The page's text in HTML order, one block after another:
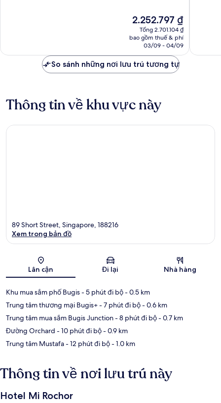
Giá
hiện
tại
2.252.797 ₫
2.252.797 ₫
Tổng 2.701.104 ₫
bao gồm thuế & phí
03/09 - 04/09
So sánh những nơi lưu trú tương tự
Thông tin về khu vực này
Bản đồ
89 Short Street, Singapore, 188216
Xem trong bản đồ
Lân cận Đi lại Nhà hàng
Khu mua sắm phố Bugis- 5 phút đi bộ- 0.5 km
Trung tâm thương mại Bugis+- 7 phút đi bộ- 0.6 km
Trung tâm mua sắm Bugis Junction- 8 phút đi bộ- 0.7 km
Đường Orchard - 10 phút đi bộ- 0.9 km
Trung tâm Mustafa- 12 phút đi bộ- 1.0 km
Thông tin về nơi lưu trú này
Hotel Mi Rochor